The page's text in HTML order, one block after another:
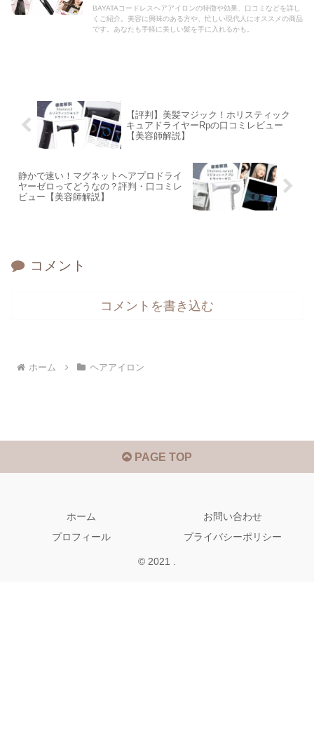
BAYATAコードレスヘアアイロンの特徴や効果、口コミなどを詳し
くご紹介。美容に興味のある方や、忙しい現代人にオススメの商品
です。あなたも手軽に美しい髪を手に入れるかも。
【評判】美髪マジック！ホリスティック
キュアドライヤーRpの口コミレビュー
【美容師解説】
静かで速い！マグネットヘアプロドライ
ヤーゼロってどうなの？評判・口コミレ
ビュー【美容師解説】
コメント
コメントを書き込む
ホーム ヘアアイロン
PAGE TOP
ホーム
お問い合わせ
プロフィール
プライバシーポリシー
© 2021 .